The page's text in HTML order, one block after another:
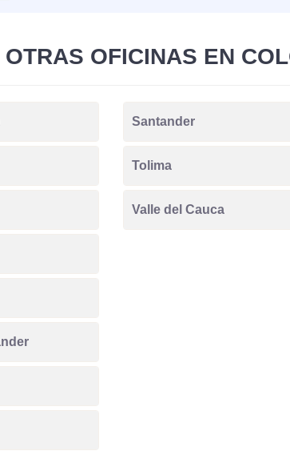
OTRAS OFICINAS EN
Santander
Tolima
Valle del Cauca